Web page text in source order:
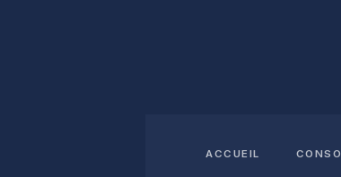
ACCUEIL CONSO